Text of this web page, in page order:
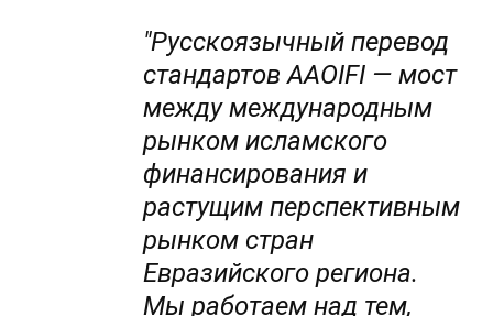
"Русскоязычный перевод
стандартов AAOIFI — мост
между международным
рынком исламского
финансирования и
растущим перспективным
рынком стран
Евразийского региона.
Мы работаем над тем,